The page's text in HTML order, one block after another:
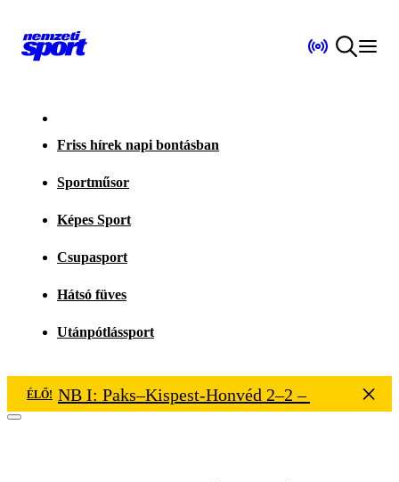
Friss hírek napi bontásban
Sportműsor
Képes Sport
Csupasport
Hátsó füves
Utánpótlássport
ÉLŐ! NB I: Paks–Kispest-Honvéd 2–2 – VÉGE